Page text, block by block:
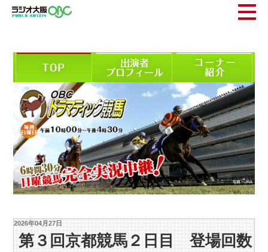
2026年04月27日
第３回京都競馬２日目 登場回数